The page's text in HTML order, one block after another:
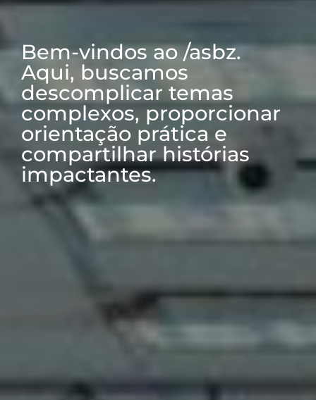
Bem-vindos ao /asbz.
Aqui, buscamos
descomplicar temas
complexos, proporcionar
orientação prática e
compartilhar histórias
impactantes.